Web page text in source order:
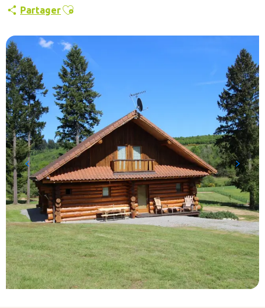
PartagerAjouter aux favoris